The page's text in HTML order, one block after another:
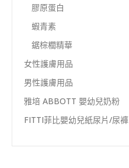
膠原蛋白
蝦青素
鋸棕櫚精華
女性護膚用品
男性護膚用品
雅培 ABBOTT 嬰幼兒奶粉
FITTI菲比嬰幼兒紙尿片/尿褲